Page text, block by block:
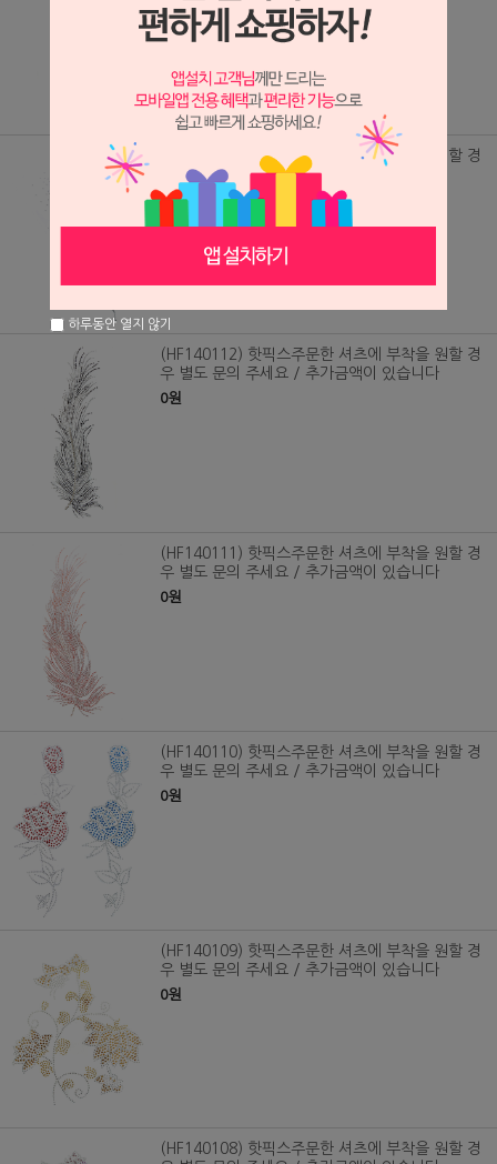
(HF140113) 핫픽스주문한 셔츠에 부착을 원할 경
우 별도 문의 주세요 / 추가금액이 있습니다
0원
(HF140112) 핫픽스주문한 셔츠에 부착을 원할 경
우 별도 문의 주세요 / 추가금액이 있습니다
0원
(HF140111) 핫픽스주문한 셔츠에 부착을 원할 경
우 별도 문의 주세요 / 추가금액이 있습니다
0원
(HF140110) 핫픽스주문한 셔츠에 부착을 원할 경
우 별도 문의 주세요 / 추가금액이 있습니다
0원
(HF140109) 핫픽스주문한 셔츠에 부착을 원할 경
우 별도 문의 주세요 / 추가금액이 있습니다
0원
(HF140108) 핫픽스주문한 셔츠에 부착을 원할 경
하루동안 열지 않기